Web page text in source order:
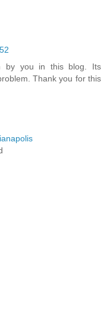
by you in this blog. Its
Thank you for this